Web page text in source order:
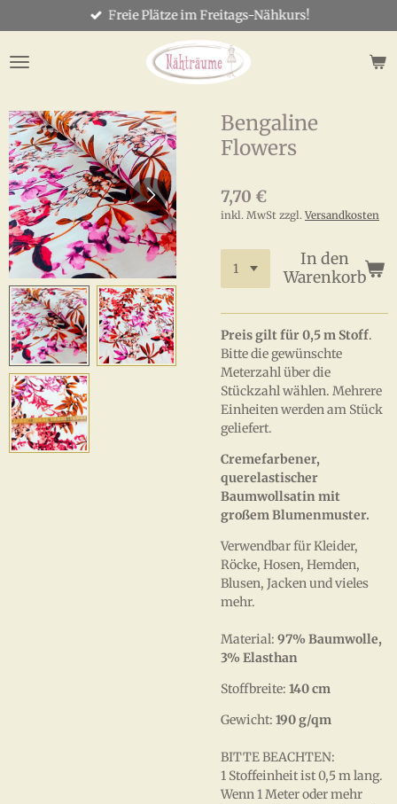
Hauptinhalt
springen
Freie Plätze im Freitags-Nähkurs!
Bengaline
Flowers
7,70 €
inkl. MwSt zzgl. Versandkosten
In den
Warenkorb
Preis gilt für 0,5 m Stoff.
Bitte die gewünschte
Meterzahl über die
Stückzahl wählen. Mehrere
Einheiten werden am Stück
geliefert.
Cremefarbener,
querelastischer
Baumwollsatin mit
großem Blumenmuster.
Verwendbar für Kleider,
Röcke, Hosen, Hemden,
Blusen, Jacken und vieles
mehr.
Material: 97% Baumwolle,
3% Elasthan
Stoffbreite: 140 cm
Gewicht: 190 g/qm
BITTE BEACHTEN:
1 Stoffeinheit ist 0,5 m lang.
Wenn 1 Meter oder mehr